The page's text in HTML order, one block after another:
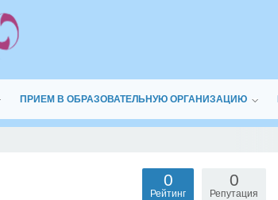
ПРИЕМ В ОБРАЗОВАТЕЛЬНУЮ ОРГАНИЗАЦИЮ
0
Репутация
0
Рейтинг